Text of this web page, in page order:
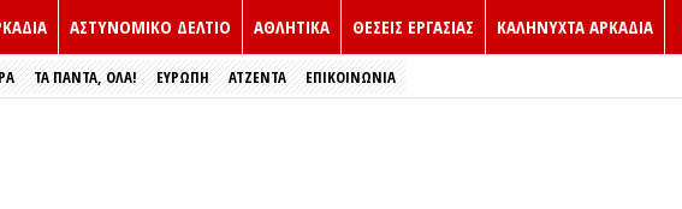
ΑΣΤΥΝΟΜΙΚΟ ΔΕΛΤΙΟ ΑΘΛΗΤΙΚΑ ΘΕΣΕΙΣ ΕΡΓΑΣΙΑΣ ΚΑΛΗΝΥΧΤΑ ΑΡΚΑΔΙΑ
ΤΑ ΠΑΝΤΑ, ΟΛΑ! ΕΥΡΏΠΗ ΑΤΖΕΝΤΑ ΕΠΙΚΟΙΝΩΝΙΑ